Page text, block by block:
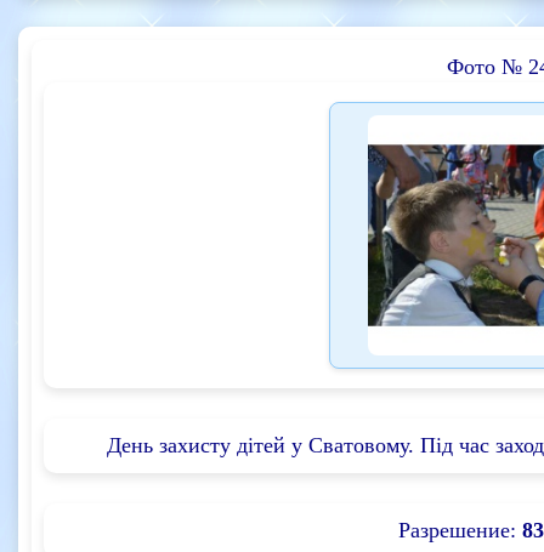
Фото №
День захисту дітей у Сватовому. Під час
Разрешение: